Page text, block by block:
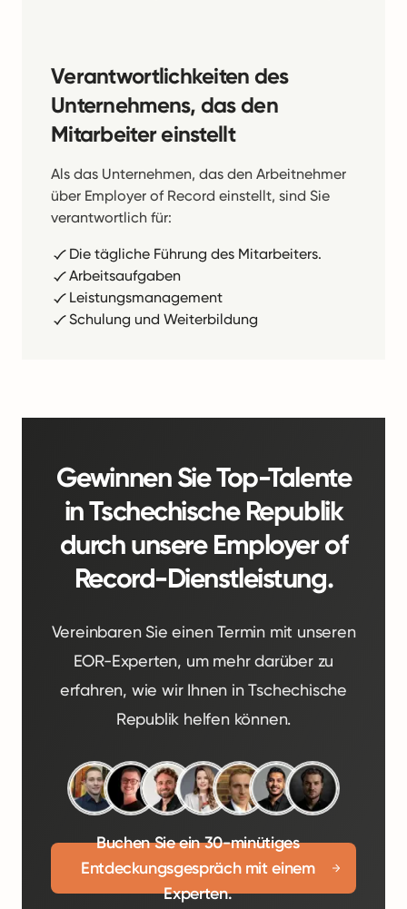
Verantwortlichkeiten des
Unternehmens, das den
Mitarbeiter einstellt
Als das Unternehmen, das den Arbeitnehmer
über Employer of Record einstellt, sind Sie
verantwortlich für:
Die tägliche Führung des Mitarbeiters.
Arbeitsaufgaben
Leistungsmanagement
Schulung und Weiterbildung
Gewinnen Sie Top-Talente
in Tschechische Republik
durch unsere Employer of
Record-Dienstleistung.
Vereinbaren Sie einen Termin mit unseren
EOR-Experten, um mehr darüber zu
erfahren, wie wir Ihnen in Tschechische
Republik helfen können.
Buchen Sie ein 30-minütiges
Entdeckungsgespräch mit einem
Experten.